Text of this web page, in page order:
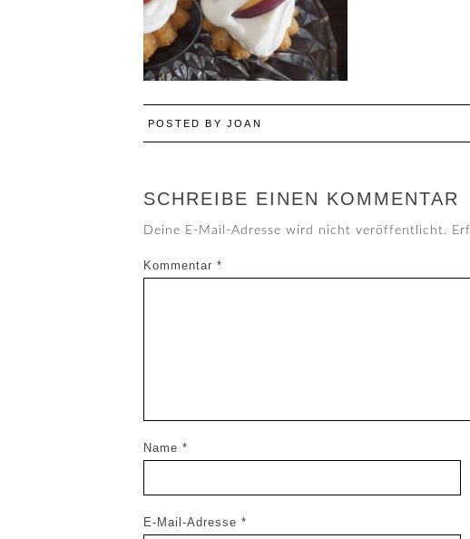
POSTED BY JOAN
SCHREIBE EINEN KOMMENTAR
Deine E-Mail-Adresse wird nicht veröffentlicht.
Kommentar *
Name *
E-Mail-Adresse *